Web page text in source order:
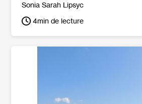
Sonia Sarah Lipsyc
4min de lecture